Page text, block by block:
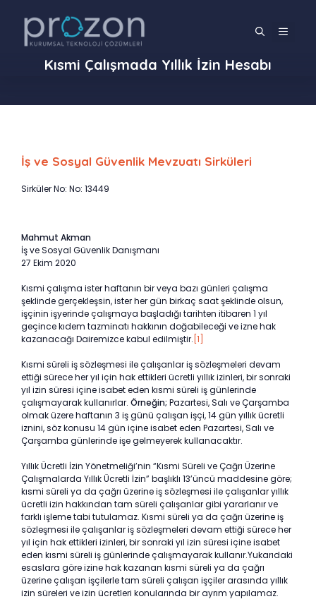
MENÜ
Kısmi Çalışmada Yıllık İzin Hesabı
İş ve Sosyal Güvenlik Mevzuatı Sirküleri
Sirküler No: No: 13449
Mahmut Akman
İş ve Sosyal Güvenlik Danışmanı
27 Ekim 2020
Kısmi çalışma ister haftanın bir veya bazı günleri çalışma
şeklinde gerçekleşsin, ister her gün birkaç saat şeklinde olsun,
işçinin işyerinde çalışmaya başladığı tarihten itibaren 1 yıl
geçince kıdem tazminatı hakkının doğabileceği ve izne hak
kazanacağı Dairemizce kabul edilmiştir. [1]
Kısmi süreli iş sözleşmesi ile çalışanlar iş sözleşmeleri devam
ettiği sürece her yıl için hak ettikleri ücretli yıllık izinleri, bir sonraki
yıl izin süresi içine isabet eden kısmi süreli iş günlerinde
çalışmayarak kullanırlar. Örneğin; Pazartesi, Salı ve Çarşamba
olmak üzere haftanın 3 iş günü çalışan işçi, 14 gün yıllık üc­retli
iznini, söz konusu 14 gün içine isabet eden Pazartesi, Salı ve
Çarşamba günlerinde işe gelmeyerek kullanacaktır.
Yıllık Ücretli İzin Yönetmeliği’nin “Kısmi Süreli ve Çağrı Üzerine
Çalışmalarda Yıllık Ücretli İzin” başlıklı 13’üncü maddesine göre;
kısmi süreli ya da çağrı üzerine iş sözleşmesi ile çalışanlar yıllık
ücretli izin hakkından tam süreli çalışanlar gibi yararlanır ve
farklı işleme tabi tutulamaz. Kısmi süreli ya da çağrı üzerine iş
sözleşmesi ile çalışanlar iş sözleşmeleri devam ettiği sürece her
yıl için hak ettikleri izinleri, bir sonraki yıl izin süresi içine isabet
eden kısmi süreli iş günlerinde çalışmayarak kullanır.Yukarıdaki
esaslara göre izine hak kazanan kısmi süreli ya da çağrı
üzerine çalışan işçilerle tam süreli çalışan işçiler arasında yıllık
izin süreleri ve izin ücretleri konularında bir ayrım yapılamaz.